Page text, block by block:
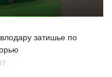
затишье по